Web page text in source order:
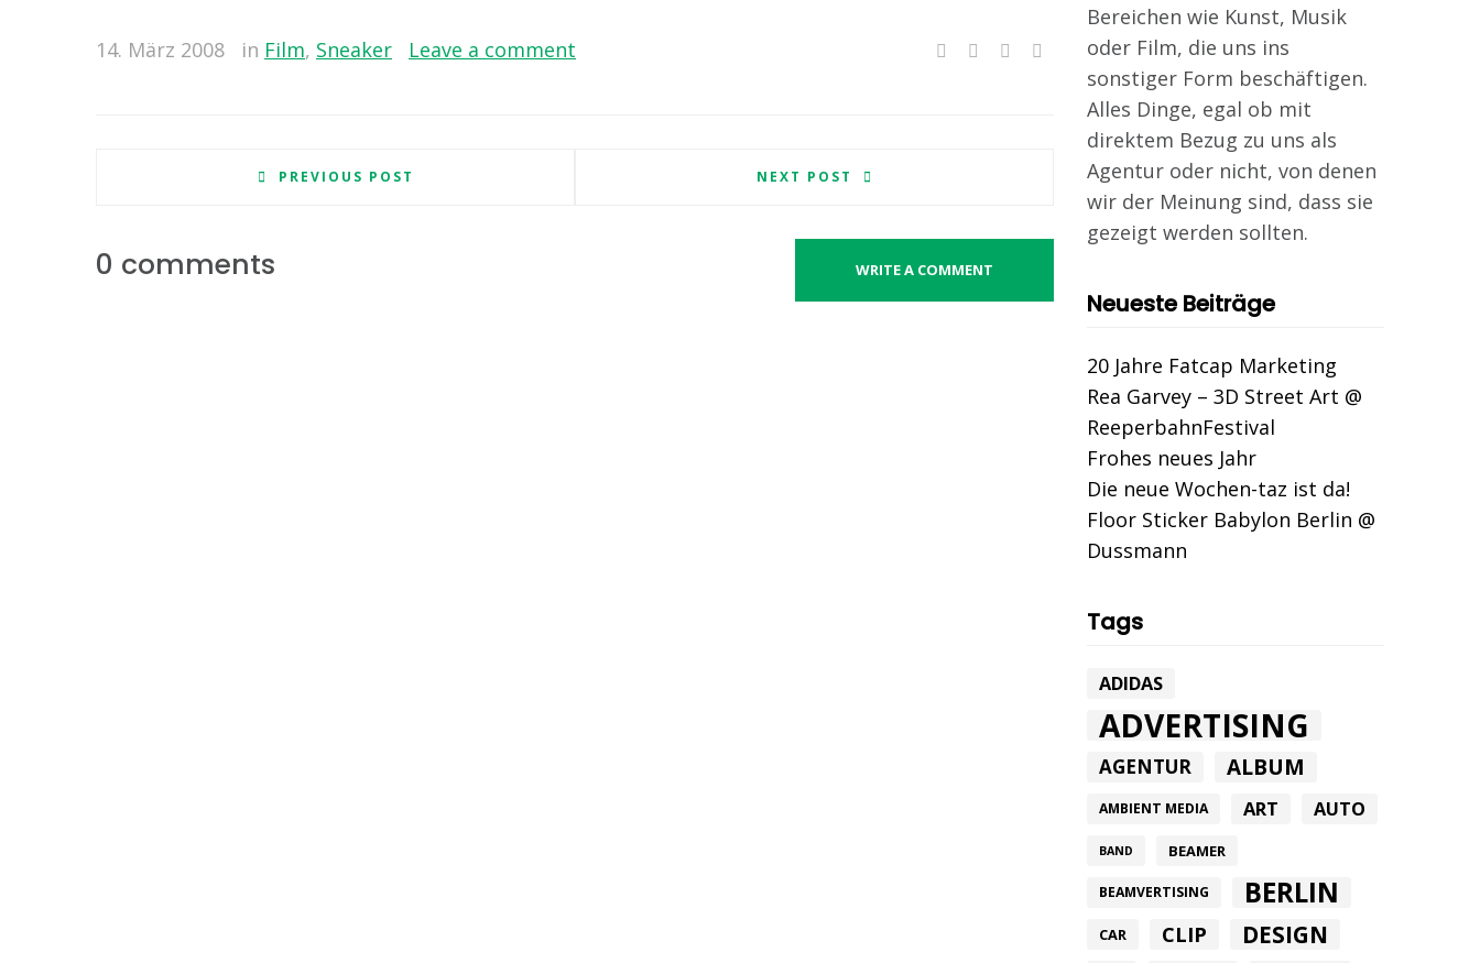
14. März 2008 in Film, Sneaker Leave a comment
PREVIOUS POST NEXT POST
0 comments WRITE A COMMENT
Bereichen wie Kunst, Musik
oder Film, die uns ins
sonstiger Form beschäftigen.
Alles Dinge, egal ob mit
direktem Bezug zu uns als
Agentur oder nicht, von denen
wir der Meinung sind, dass sie
gezeigt werden sollten.
Neueste Beiträge
20 Jahre Fatcap Marketing
Rea Garvey – 3D Street Art @
ReeperbahnFestival
Frohes neues Jahr
Die neue Wochen-taz ist da!
Floor Sticker Babylon Berlin @
Dussmann
Tags
ADIDAS
ADVERTISING
AGENTUR ALBUM
AMBIENT MEDIA ART AUTO
BAND BEAMER
BEAMVERTISING BERLIN
CAR CLIP DESIGN